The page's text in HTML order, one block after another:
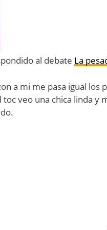
al debate La
a mi me pasa igual
veo una chica linda y